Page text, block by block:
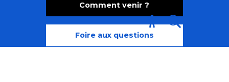
Comment venir ?
Foire aux questions